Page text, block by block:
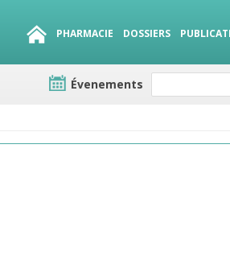
PHARMACIE DOSSIERS
Évenements